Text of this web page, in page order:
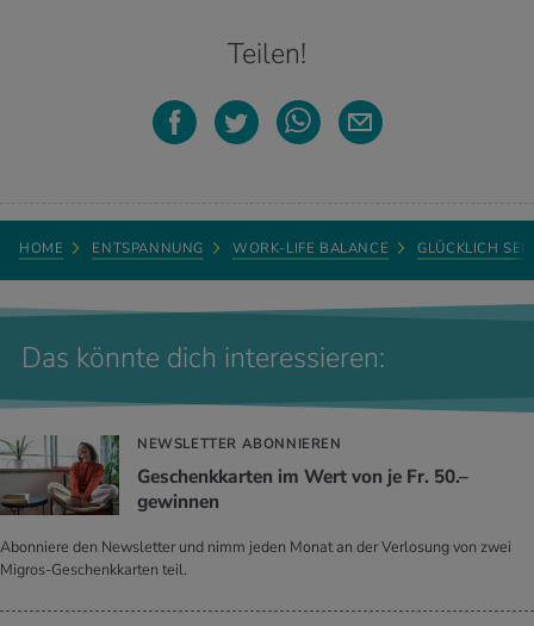
Teilen!
HOME ENTSPANNUNG WORK-LIFE BALANCE GLÜCKLICH
Das könnte dich interessieren:
NEWSLETTER ABONNIEREN
Geschenkkarten im Wert von je Fr. 50.–
gewinnen
Abonniere den Newsletter und nimm jeden Monat an der Verlosung von zwei
Migros-Geschenkkarten teil.